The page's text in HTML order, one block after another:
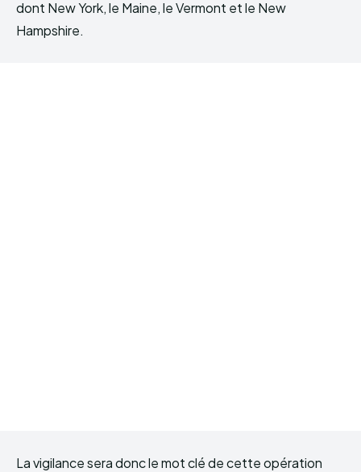
dont New York, le Maine, le Vermont et le New
Hampshire.
La vigilance sera donc le mot clé de cette opération